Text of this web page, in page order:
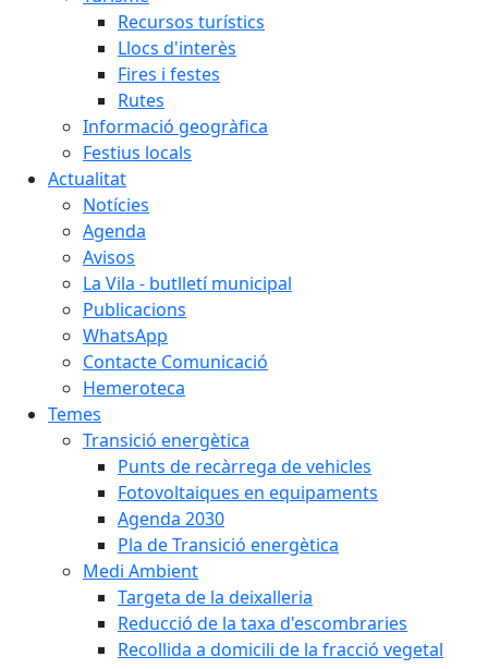
Recursos turístics
Llocs d'interès
Fires i festes
Rutes
Informació geogràfica
Festius locals
Actualitat
Notícies
Agenda
Avisos
La Vila - butlletí municipal
Publicacions
WhatsApp
Contacte Comunicació
Hemeroteca
Temes
Transició energètica
Punts de recàrrega de vehicles
Fotovoltaiques en equipaments
Agenda 2030
Pla de Transició energètica
Medi Ambient
Targeta de la deixalleria
Reducció de la taxa d'escombraries
Recollida a domicili de la fracció vegetal